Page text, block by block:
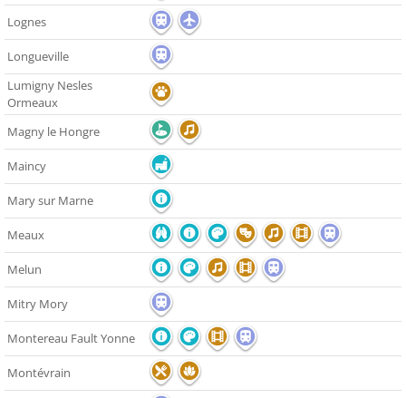
Lognes
Longueville
Lumigny Nesles
Ormeaux
Magny le Hongre
Maincy
Mary sur Marne
Meaux
Melun
Mitry Mory
Montereau Fault Yonne
Montévrain